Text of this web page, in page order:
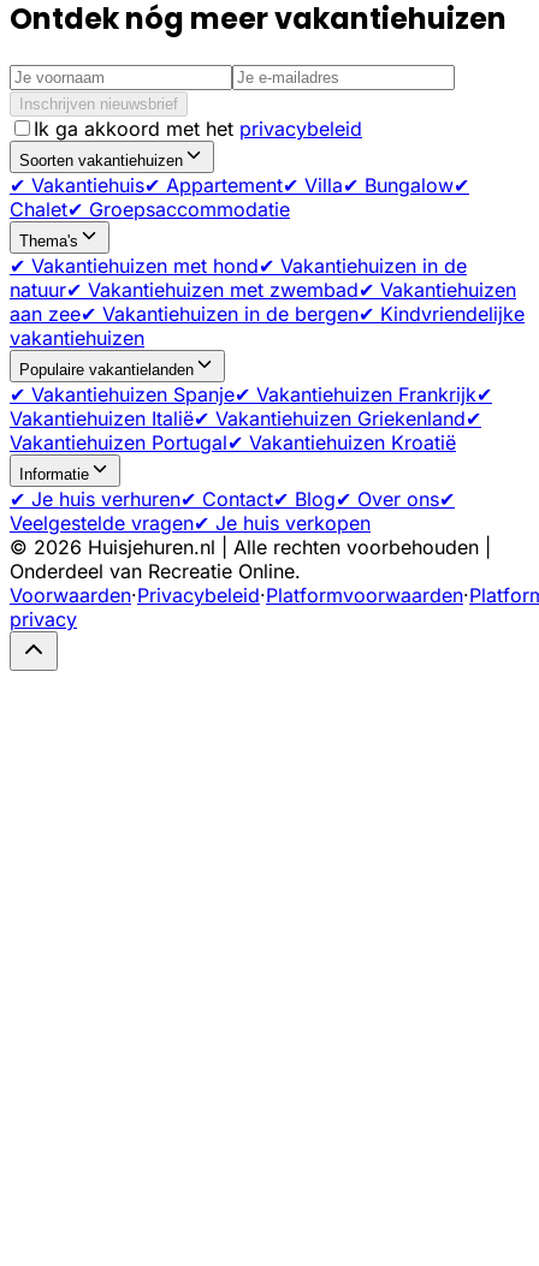
Ontdek nóg meer vakantiehuizen
Inschrijven nieuwsbrief
Ik ga akkoord met het privacybeleid
Soorten vakantiehuizen
✔ Vakantiehuis✔ Appartement✔ Villa✔ Bungalow✔
Chalet✔ Groepsaccommodatie
Thema's
✔ Vakantiehuizen met hond✔ Vakantiehuizen in de
natuur✔ Vakantiehuizen met zwembad✔ Vakantiehuizen
aan zee✔ Vakantiehuizen in de bergen✔ Kindvriendelijke
vakantiehuizen
Populaire vakantielanden
✔ Vakantiehuizen Spanje✔ Vakantiehuizen Frankrijk✔
Vakantiehuizen Italië✔ Vakantiehuizen Griekenland✔
Vakantiehuizen Portugal✔ Vakantiehuizen Kroatië
Informatie
✔ Je huis verhuren✔ Contact✔ Blog✔ Over ons✔
Veelgestelde vragen✔ Je huis verkopen
© 2026 Huisjehuren.nl | Alle rechten voorbehouden |
Onderdeel van Recreatie Online.
Voorwaarden·Privacybeleid·Platformvoorwaarden·
privacy